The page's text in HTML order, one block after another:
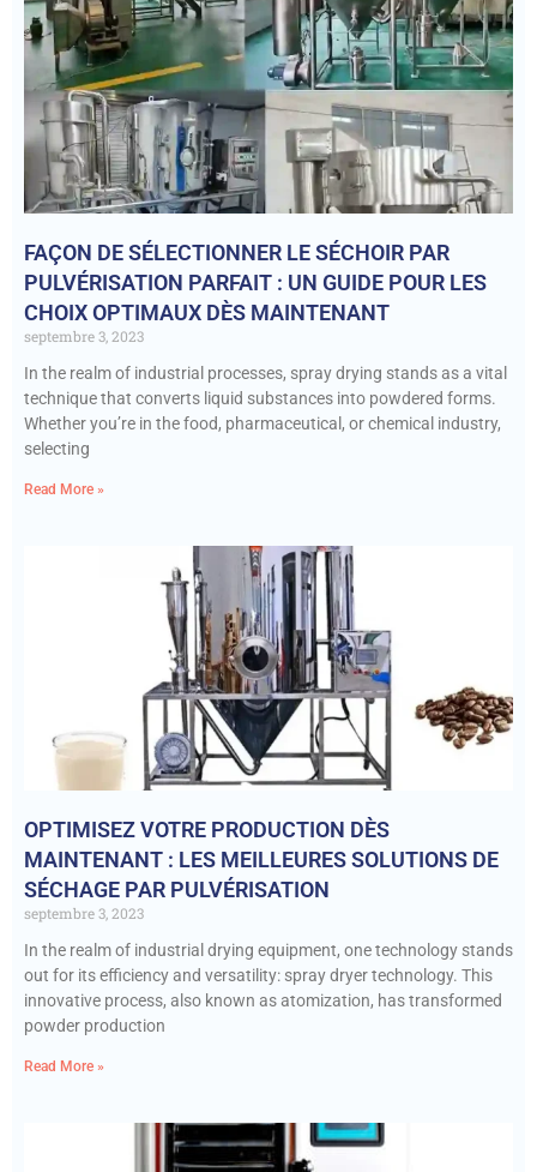
FAÇON DE SÉLECTIONNER LE SÉCHOIR PAR
PULVÉRISATION PARFAIT : UN GUIDE POUR LES
CHOIX OPTIMAUX DÈS MAINTENANT
septembre 3, 2023
In the realm of industrial processes, spray drying stands as a vital
technique that converts liquid substances into powdered forms.
Whether you’re in the food, pharmaceutical, or chemical industry,
selecting
Read More »
OPTIMISEZ VOTRE PRODUCTION DÈS
MAINTENANT : LES MEILLEURES SOLUTIONS DE
SÉCHAGE PAR PULVÉRISATION
septembre 3, 2023
In the realm of industrial drying equipment, one technology stands
out for its efficiency and versatility: spray dryer technology. This
innovative process, also known as atomization, has transformed
powder production
Read More »